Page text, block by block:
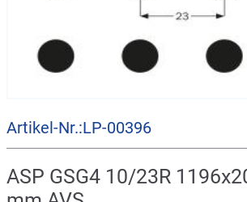
Artikel-Nr.:LP-00396
ASP GSG4 10/23R